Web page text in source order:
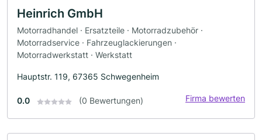
Heinrich GmbH
Motorradhandel · Ersatzteile · Motorradzubehör ·
Motorradservice · Fahrzeuglackierungen ·
Motorradwerkstatt · Werkstatt
Hauptstr. 119, 67365 Schwegenheim
0.0 (0 Bewertungen) Firma bewerten